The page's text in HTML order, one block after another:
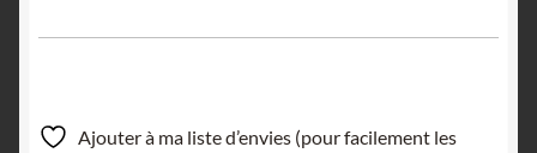
Ajouter à ma liste d’envies (pour facilement les